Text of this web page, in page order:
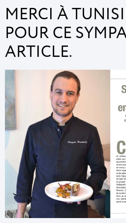
MERCI À
POUR CE
ARTICLE.